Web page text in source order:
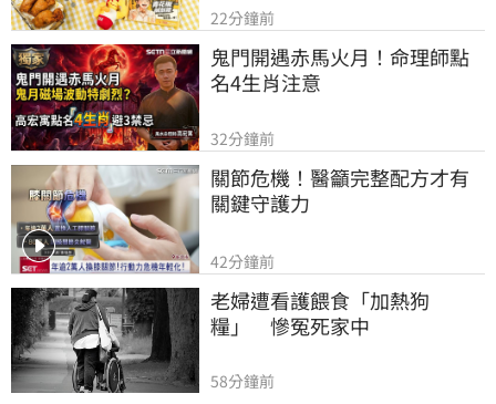
22分鐘前
鬼門開遇赤馬火月！命理師點
名4生肖注意
32分鐘前
關節危機！醫籲完整配方才有
關鍵守護力
42分鐘前
老婦遭看護餵食「加熱狗
糧」　慘冤死家中
58分鐘前